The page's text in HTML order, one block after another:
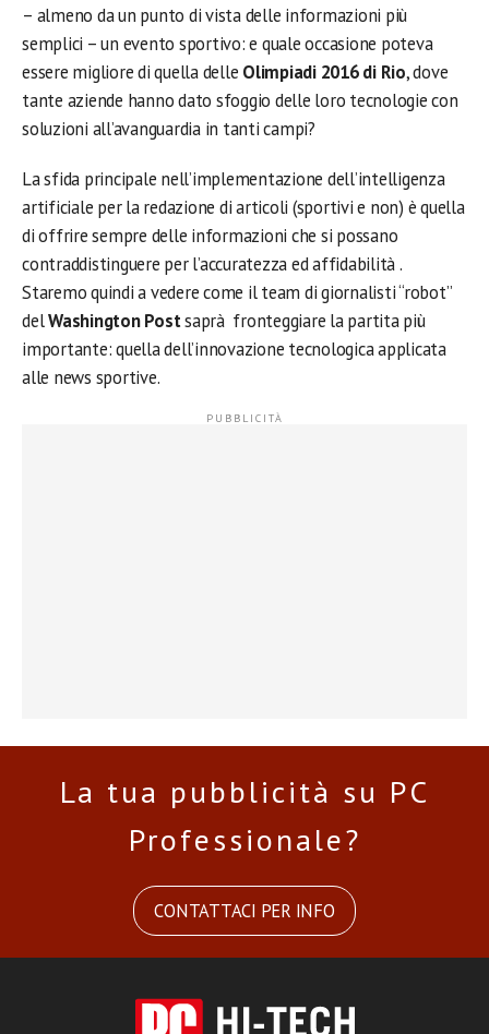
– almeno da un punto di vista delle informazioni più
semplici – un evento sportivo: e quale occasione poteva
essere migliore di quella delle Olimpiadi 2016 di Rio, dove
tante aziende hanno dato sfoggio delle loro tecnologie con
soluzioni all’avanguardia in tanti campi?
La sfida principale nell’implementazione dell’intelligenza
artificiale per la redazione di articoli (sportivi e non) è quella
di offrire sempre delle informazioni che si possano
contraddistinguere per l’accuratezza ed affidabilità .
Staremo quindi a vedere come il team di giornalisti “robot”
delWashington Postsaprà fronteggiare la partita più
importante: quella dell’innovazione tecnologica applicata
alle news sportive.
La tua pubblicità su PC
Professionale?
CONTATTACI PER INFO